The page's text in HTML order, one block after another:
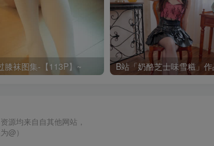
膝袜图集-【113P】~
源均来自自其他网站，
@）